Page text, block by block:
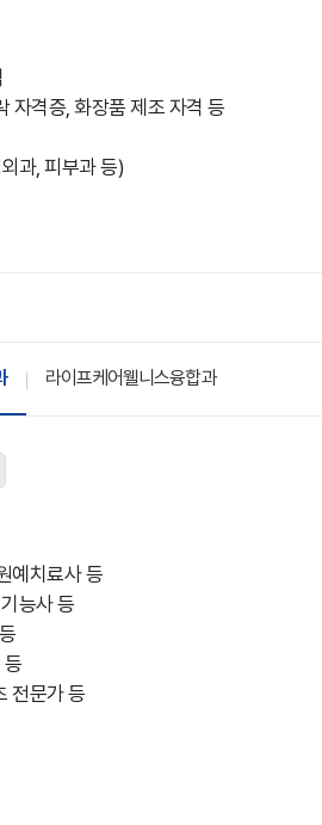
자격증, 화장품 제조 자격 등
과, 피부과 등)
라이프케어웰니스융합과
예치료사 등
능사 등
등
전문가 등